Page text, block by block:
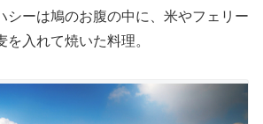
シーは鳩のお腹の中に、米やフェリー
を入れて焼いた料理。